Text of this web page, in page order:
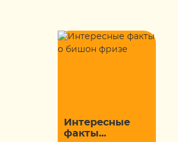
Интересные
факты...